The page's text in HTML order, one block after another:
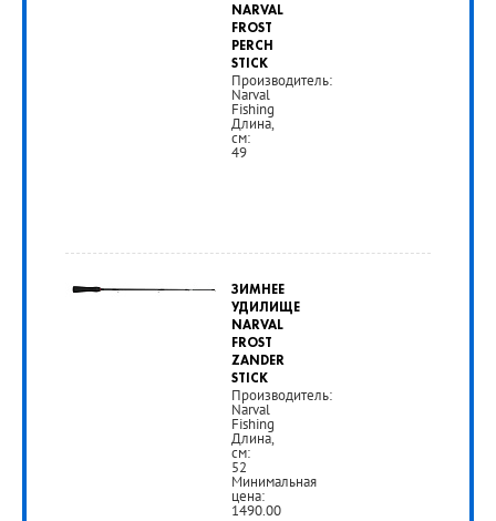
руб.
РУБ
NARVAL
FROST
PERCH
STICK
Производитель:
Narval
Fishing
Длина,
см:
49
ЗИМНЕЕ
УДИЛИЩЕ
NARVAL
FROST
ZANDER
STICK
Производитель:
Narval
Fishing
Длина,
см:
52
Минимальная
цена:
1490.00